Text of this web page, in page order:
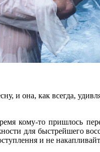
и она, как всегда,
кому-то пришлось
для быстрейшего
и не